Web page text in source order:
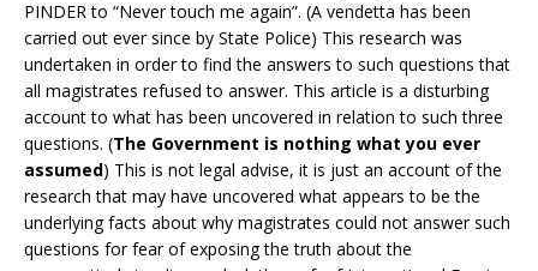
PINDER to “Never touch me again”. (A vendetta has been
carried out ever since by State Police) This research was
undertaken in order to find the answers to such questions that
all magistrates refused to answer. This article is a disturbing
account to what has been uncovered in relation to such three
questions. (The Government is nothing what you ever
assumed) This is not legal advise, it is just an account of the
research that may have uncovered what appears to be the
underlying facts about why magistrates could not answer such
questions for fear of exposing the truth about the